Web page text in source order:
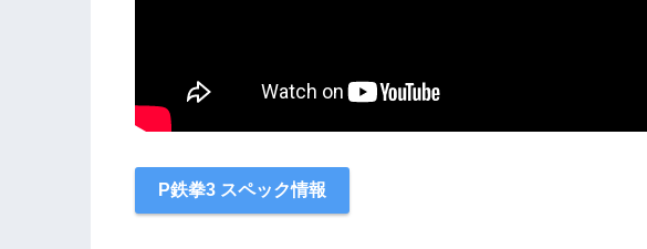
P鉄拳3 スペック情報